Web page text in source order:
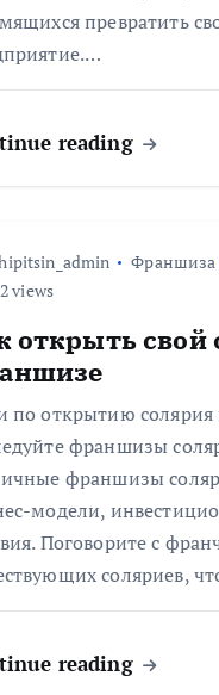
превратить
reading
Франшиза
views
открыть свой
по открытию
франшизы
франшизы
модели,
Поговорите с
соляриев,
reading